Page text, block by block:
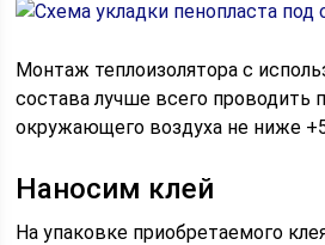
Монтаж теплоизолятора с
состава лучше всего проводить
окружающего воздуха не ниже
Наносим клей
На упаковке приобретаемого